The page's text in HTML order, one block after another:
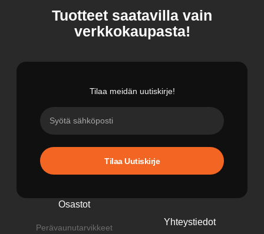
Tuotteet saatavilla vain
verkkokaupasta!
Tilaa meidän uutiskirje!
Tilaa Uutiskirje
Osastot
Perävaunutarvikkeet
Yhteystiedot